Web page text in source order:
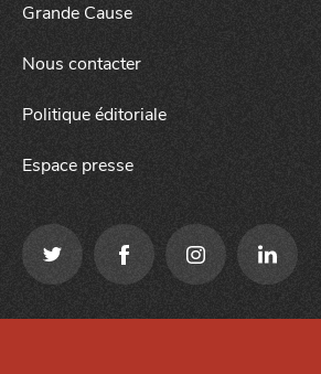
Grande Cause
Nous contacter
Politique éditoriale
Espace presse